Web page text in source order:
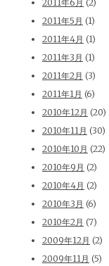
2011年6月 (2)
2011年5月 (1)
2011年4月 (1)
2011年3月 (1)
2011年2月 (3)
2011年1月 (6)
2010年12月 (20)
2010年11月 (30)
2010年10月 (22)
2010年9月 (2)
2010年4月 (2)
2010年3月 (6)
2010年2月 (7)
2009年12月 (2)
2009年11月 (5)